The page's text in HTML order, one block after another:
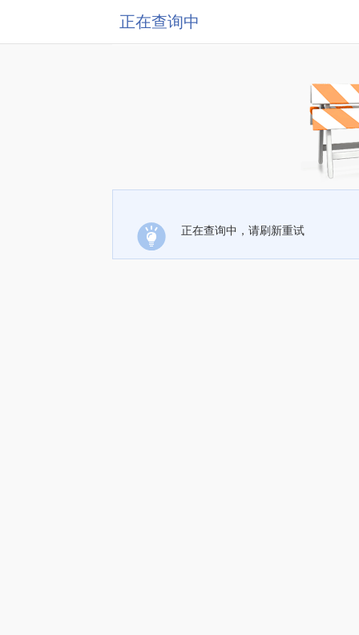
正在查询中
正在查询中，请刷新重试